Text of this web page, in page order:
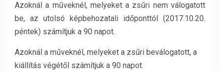
Azoknál a műveknél, melyeket a zsűri nem válogatott
be, az utolsó képbehozatali időponttól (2017.10.20.
péntek) számítjuk a 90 napot.
Azoknál a műveknél, melyeket a zsűri beválogatott, a
kiállítás végétől számítjuk a 90 napot.